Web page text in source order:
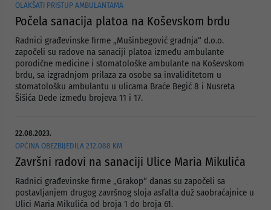
OLAKŠATI PRISTUP AMBULANTAMA
Počela sanacija platoa na Koševskom brdu
Radnici građevinske firme „Mušinbegović gradnja“ d.o.o.
započeli su radove na sanaciji platoa između ambulante
porodične medicine i stomatološke ambulante na Koševskom
brdu, sa izgradnjom prilaza za osobe sa invaliditetom u
stomatološku ambulantu u ulicama Braće Begić 8 i Nusreta
Šišića Dede između brojeva 11 i 17.
22.08.2023.
OPĆINA OBEZBIJEDILA 212.088 KM
Završni radovi na sanaciji Ulice Maria Mikulića
Radnici građevinske firme „Grakop“ danas su započeli sa
postavljanjem drugog završnog sloja asfalta duž saobraćajnice u
Ulici Maria Mikulića od broja 1 do broja 61.